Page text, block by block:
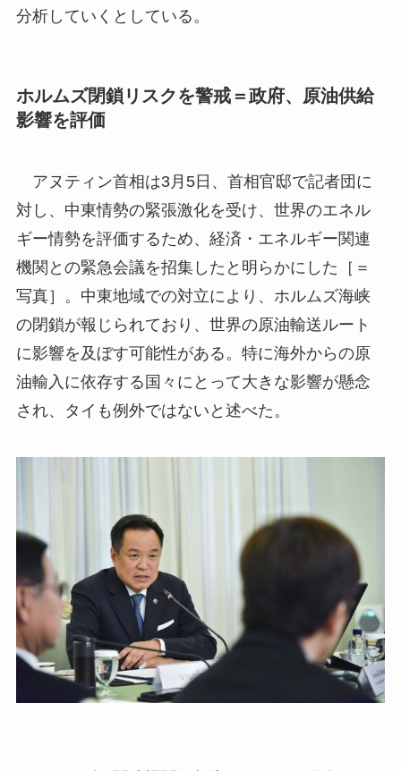
分析していくとしている。
ホルムズ閉鎖リスクを警戒＝政府、原油供給
影響を評価
アヌティン首相は3月5日、首相官邸で記者団に
対し、中東情勢の緊張激化を受け、世界のエネル
ギー情勢を評価するため、経済・エネルギー関連
機関との緊急会議を招集したと明らかにした［＝
写真］。中東地域での対立により、ホルムズ海峡
の閉鎖が報じられており、世界の原油輸送ルート
に影響を及ぼす可能性がある。特に海外からの原
油輸入に依存する国々にとって大きな影響が懸念
され、タイも例外ではないと述べた。